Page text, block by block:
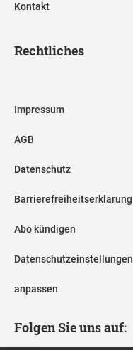
Kontakt
Rechtliches
Impressum
AGB
Datenschutz
Barrierefreiheitserklärung
Abo kündigen
Datenschutzeinstellungen
anpassen
Folgen Sie uns auf: